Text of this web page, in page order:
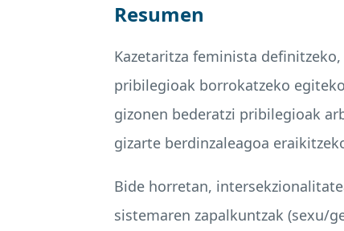
Resumen
Kazetaritza feminista
pribilegioak borrokatzeko
gizonen bederatzi pribilegioak
gizarte berdinzaleagoa
Bide horretan,
sistemaren zapalkuntzak (sexu/